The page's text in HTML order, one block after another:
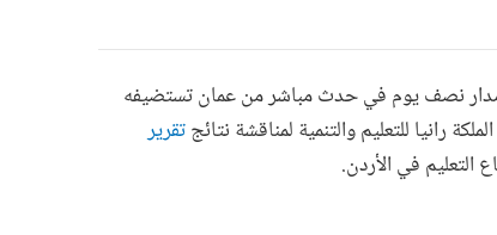
على مدار نصف يوم في حدث مباشر من عمان تستضيفه
رانيا للتعليم والتنمية لمناقشة نتائجتقرير
التعليم في الأردن.